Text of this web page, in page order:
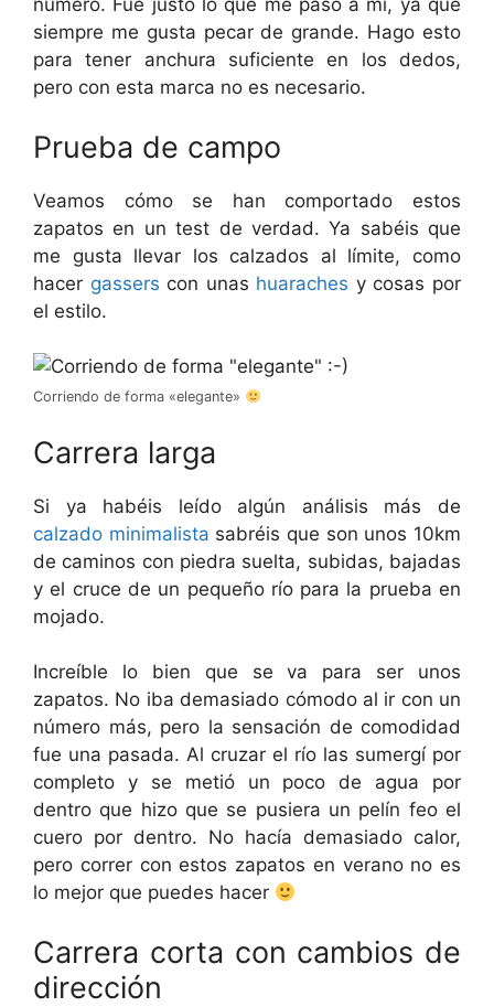
número. Fue justo lo que me pasó a mí, ya que
siempre me gusta pecar de grande. Hago esto
para tener anchura suficiente en los dedos,
pero con esta marca no es necesario.
Prueba de campo
Veamos cómo se han comportado estos
zapatos en un test de verdad. Ya sabéis que
me gusta llevar los calzados al límite, como
hacer gassers con unas huaraches y cosas por
el estilo.
Corriendo de forma «elegante»
Carrera larga
Si ya habéis leído algún análisis más de
calzado minimalista sabréis que son unos 10km
de caminos con piedra suelta, subidas, bajadas
y el cruce de un pequeño río para la prueba en
mojado.
Increíble lo bien que se va para ser unos
zapatos. No iba demasiado cómodo al ir con un
número más, pero la sensación de comodidad
fue una pasada. Al cruzar el río las sumergí por
completo y se metió un poco de agua por
dentro que hizo que se pusiera un pelín feo el
cuero por dentro. No hacía demasiado calor,
pero correr con estos zapatos en verano no es
lo mejor que puedes hacer
Carrera corta con cambios de
dirección